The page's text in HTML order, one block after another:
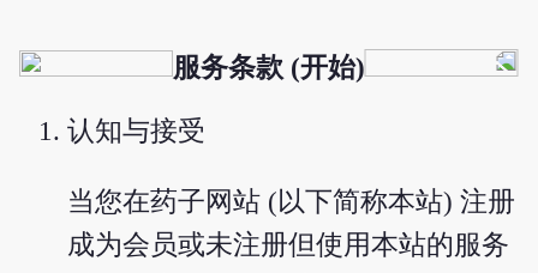
服务条款 (开始)
认知与接受
当您在药子网站 (以下简称本站) 注册
成为会员或未注册但使用本站的服务